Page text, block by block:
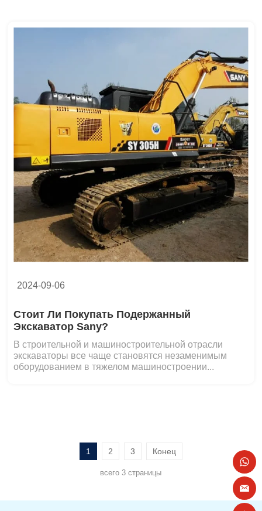
2024-09-06
Стоит Ли Покупать Подержанный
Экскаватор Sany?
В строительной и машиностроительной отрасли
экскаваторы все чаще становятся незаменимым
оборудованием в тяжелом машиностроении...
1 2 3 Конец
всего 3 страницы